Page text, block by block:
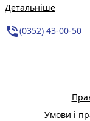
Детальніше
phone_in_talk(0352) 43-00-50
Умови і